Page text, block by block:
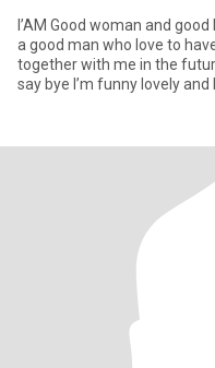
I’AM Good woman and good Mother and
a good man who love to
together with me in the
say bye I’m funny lovely